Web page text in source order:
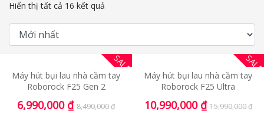
Hiển thị tất cả 16 kết quả
SALE
Máy hút bụi lau nhà cầm tay
Roborock F25 Gen 2
6,990,000 ₫ 8,490,000₫
Máy hút bụi lau nhà cầm tay
Roborock F25 Ultra
10,990,000 ₫ 15,990,000₫